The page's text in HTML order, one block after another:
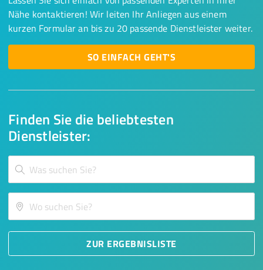
Finden Sie die beliebtesten
Dienstleister:
ZUR ERGEBNISLISTE
Nähe kontaktieren! Wir leiten Ihr Anliegen aus einem
kurzen Formular an bis zu 20 passende Dienstleister weiter.
SO EINFACH GEHT'S